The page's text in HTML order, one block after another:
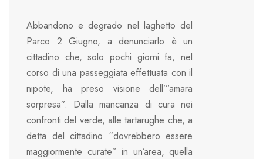
Abbandono e degrado nel laghetto del
Parco 2 Giugno, a denunciarlo è un
cittadino che, solo pochi giorni fa, nel
corso di una passeggiata effettuata con il
nipote, ha preso visione dell’”amara
sorpresa”. Dalla mancanza di cura nei
confronti del verde, alle tartarughe che, a
detta del cittadino “dovrebbero essere
maggiormente curate” in un’area, quella